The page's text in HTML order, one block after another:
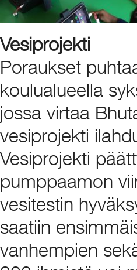
Vesiprojekti
Poraukset
koulualueella
jossa virtaa
vesiprojekti
Vesiprojekti
pumppaamon
vesitestin
saatiin
vanhempien